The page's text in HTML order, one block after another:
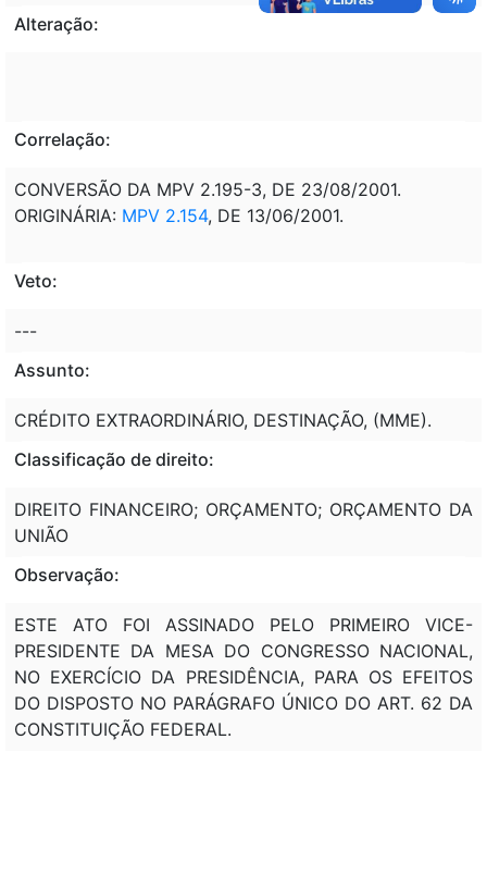
Alteração:
Correlação:
CONVERSÃO DA MPV 2.195-3, DE 23/08/2001.
ORIGINÁRIA: MPV 2.154, DE 13/06/2001.
Veto:
---
Assunto:
CRÉDITO EXTRAORDINÁRIO, DESTINAÇÃO, (MME).
Classificação de direito:
DIREITO FINANCEIRO; ORÇAMENTO; ORÇAMENTO DA
UNIÃO
Observação:
ESTE ATO FOI ASSINADO PELO PRIMEIRO VICE-
PRESIDENTE DA MESA DO CONGRESSO NACIONAL,
NO EXERCÍCIO DA PRESIDÊNCIA, PARA OS EFEITOS
DO DISPOSTO NO PARÁGRAFO ÚNICO DO ART. 62 DA
CONSTITUIÇÃO FEDERAL.